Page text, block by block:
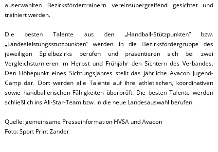
auserwählten Bezirksfördertrainern vereinsübergreifend gesichtet und
trainiert werden.
Die besten Talente aus den „Handball-Stützpunkten“ bzw.
„Landesleistungsstützpunkten“ werden in die Bezirksfördergruppe des
jeweiligen Spielbezirks berufen und präsentieren sich bei zwei
Vergleichsturnieren im Herbst und Frühjahr den Sichtern des Verbandes.
Den Höhepunkt eines Sichtungsjahres stellt das jährliche Avacon Jugend-
Camp dar. Dort werden alle Talente auf ihre athletischen, koordinativen
sowie handballerischen Fähigkeiten überprüft. Die besten Talente werden
schließlich ins All-Star-Team bzw. in die neue Landesauswahl berufen.
Quelle: gemeinsame Presseinformation HVSA und Avacon
Foto: Sport Print Zander